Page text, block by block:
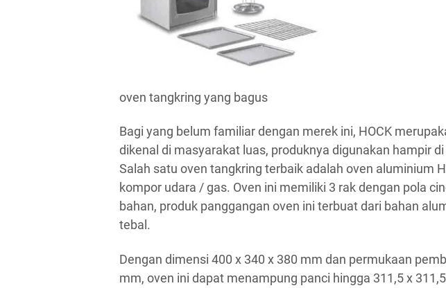
oven tangkring yang bagus
Bagi yang belum familiar dengan merek ini, HOCK
dikenal di masyarakat luas, produknya digunakan hampir
Salah satu oven tangkring terbaik adalah oven aluminium
kompor udara / gas. Oven ini memiliki 3 rak dengan pola
bahan, produk panggangan oven ini terbuat dari bahan
tebal.
Dengan dimensi 400 x 340 x 380 mm dan permukaan
mm, oven ini dapat menampung panci hingga 311,5 x